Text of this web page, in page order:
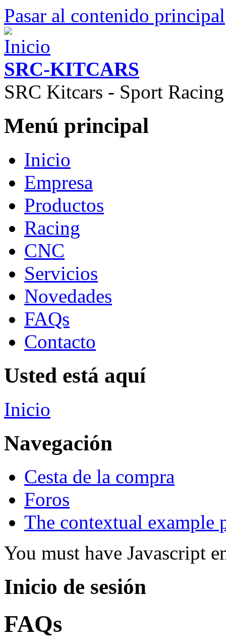
Pasar al contenido principal
SRC-KITCARS
SRC Kitcars - Sport
Menú principal
Inicio
Empresa
Productos
Racing
CNC
Servicios
Novedades
FAQs
Contacto
Usted está aquí
Inicio
Navegación
Cesta de la compra
Foros
The contextual example
You must have Javascript
Inicio de sesión
FAQs